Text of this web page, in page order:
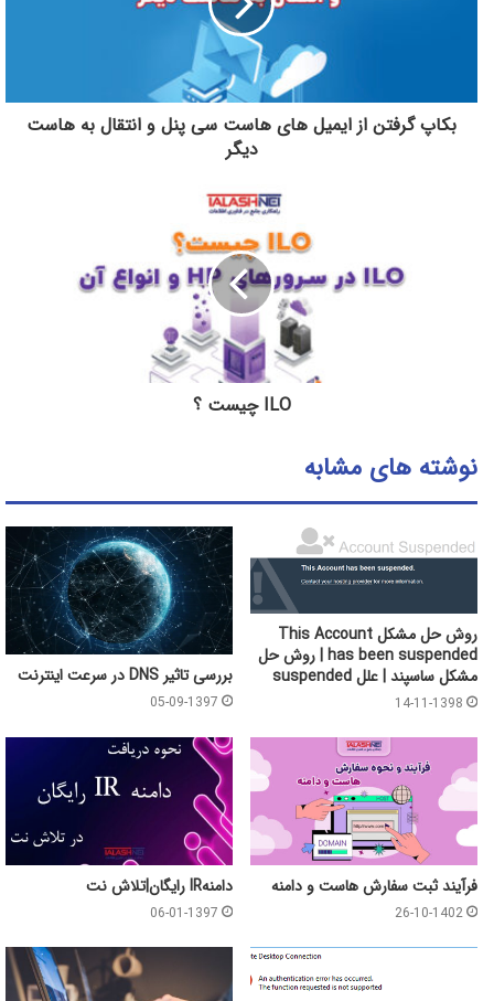
بکاپ گرفتن از ایمیل های هاست سی پنل و انتقال به هاست
دیگر
ILO چیست ؟
نوشته های مشابه
روش حل مشکل This Account
has been suspended | روش حل
مشکل ساسپند | علل suspended
14-11-1398
بررسی تاثیر DNS در سرعت اینترنت
05-09-1397
فرآیند ثبت سفارش هاست و دامنه
26-10-1402
دامنهIR رایگان|تلاش نت
06-01-1397